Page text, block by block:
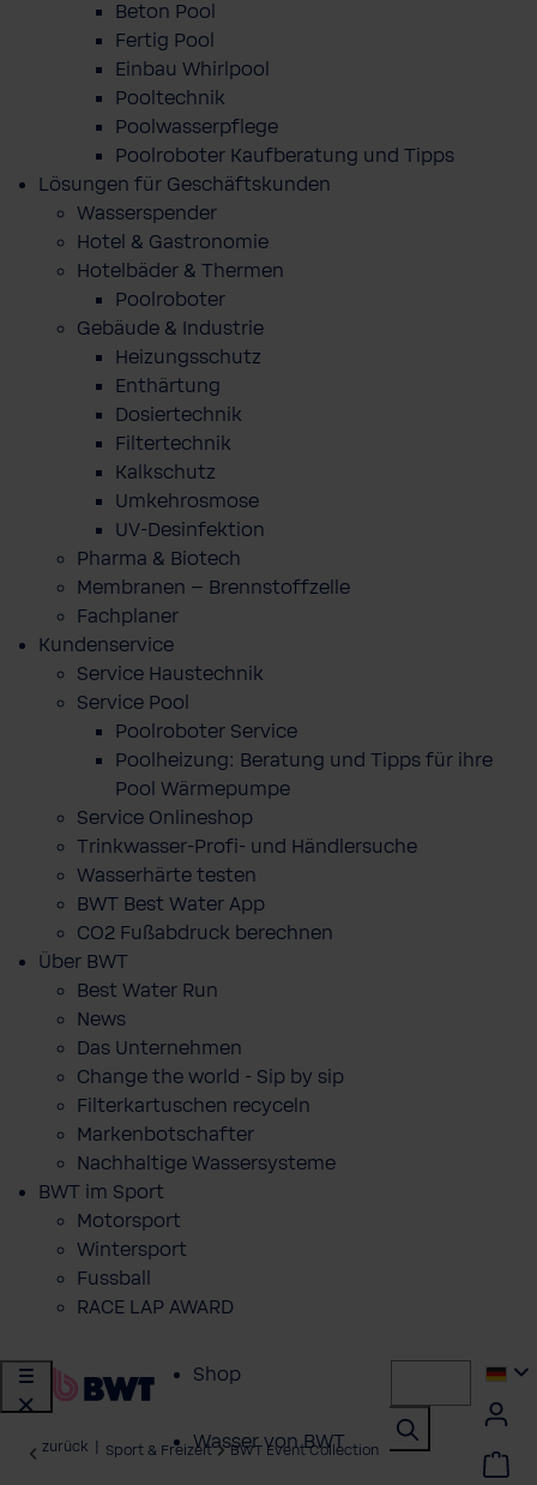
Beton Pool
Fertig Pool
Einbau Whirlpool
Pooltechnik
Poolwasserpflege
Poolroboter Kaufberatung und Tipps
Lösungen für Geschäftskunden
Wasserspender
Hotel & Gastronomie
Hotelbäder & Thermen
Poolroboter
Gebäude & Industrie
Heizungsschutz
Enthärtung
Dosiertechnik
Filtertechnik
Kalkschutz
Umkehrosmose
UV-Desinfektion
Pharma & Biotech
Membranen – Brennstoffzelle
Fachplaner
Kundenservice
Service Haustechnik
Service Pool
Poolroboter Service
Poolheizung: Beratung und Tipps für ihre
Pool Wärmepumpe
Service Onlineshop
Trinkwasser-Profi- und Händlersuche
Wasserhärte testen
BWT Best Water App
CO2 Fußabdruck berechnen
Über BWT
Best Water Run
News
Das Unternehmen
Change the world - Sip by sip
Filterkartuschen recyceln
Markenbotschafter
Nachhaltige Wassersysteme
BWT im Sport
Motorsport
Wintersport
Fussball
RACE LAP AWARD
Shop
Wasser von BWT
zurück Sport & Freizeit BWT Event Collection